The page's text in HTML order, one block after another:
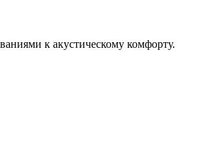
к акустическому комфорту.